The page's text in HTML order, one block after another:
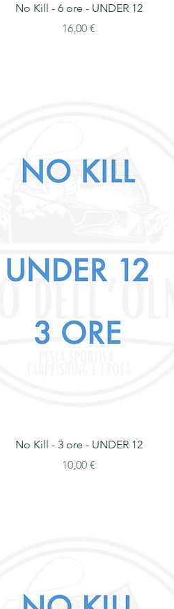
No Kill - 6 ore - UNDER 12
Prezzo
16,00 €
No Kill - 3 ore - UNDER 12
Prezzo
10,00 €